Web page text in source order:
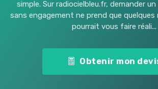
simple. Sur radiocielbleu.fr, demander
sans engagement ne prend que
pourrait vous faire réali...
Obtenir mon